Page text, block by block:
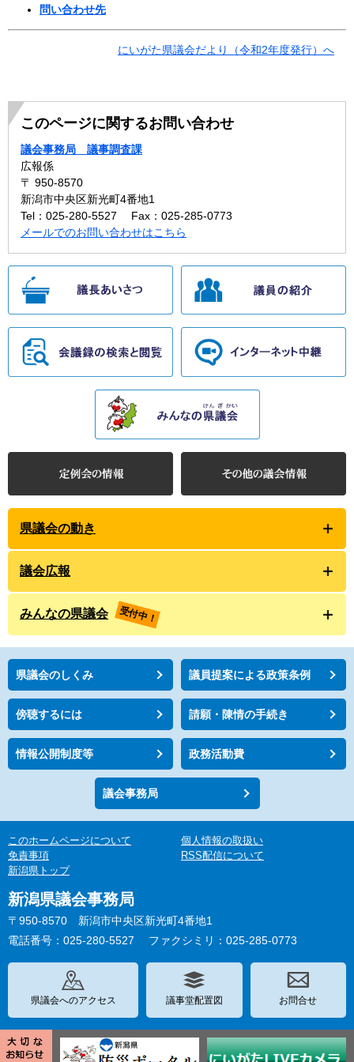
問い合わせ先
にいがた県議会だより（令和2年度発行）へ
このページに関するお問い合わせ
議会事務局 議事調査課
広報係
〒 950-8570
新潟市中央区新光町4番地1
Tel：025-280-5527
Fax：025-285-0773
メールでのお問い合わせはこちら
県議会の動き
議会広報
みんなの県議会 受付中！
県議会のしくみ 議員提案による政策条例
傍聴するには 請願・陳情の手続き
情報公開制度等 政務活動費
議会事務局
このホームページについて
個人情報の取扱い
免責事項
RSS配信について
新潟県トップ
新潟県議会事務局
〒950-8570 新潟市中央区新光町4番地1
電話番号：025-280-5527
ファクシミリ：025-285-0773
県議会へのアクセス 議事堂配置図 お問合せ